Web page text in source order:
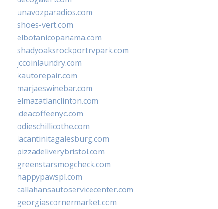
unavozparadios.com
shoes-vert.com
elbotanicopanama.com
shadyoaksrockportrvpark.com
jccoinlaundry.com
kautorepair.com
marjaeswinebar.com
elmazatlanclinton.com
ideacoffeenyc.com
odieschillicothe.com
lacantinitagalesburg.com
pizzadeliverybristol.com
greenstarsmogcheck.com
happypawspl.com
callahansautoservicecenter.com
georgiascornermarket.com